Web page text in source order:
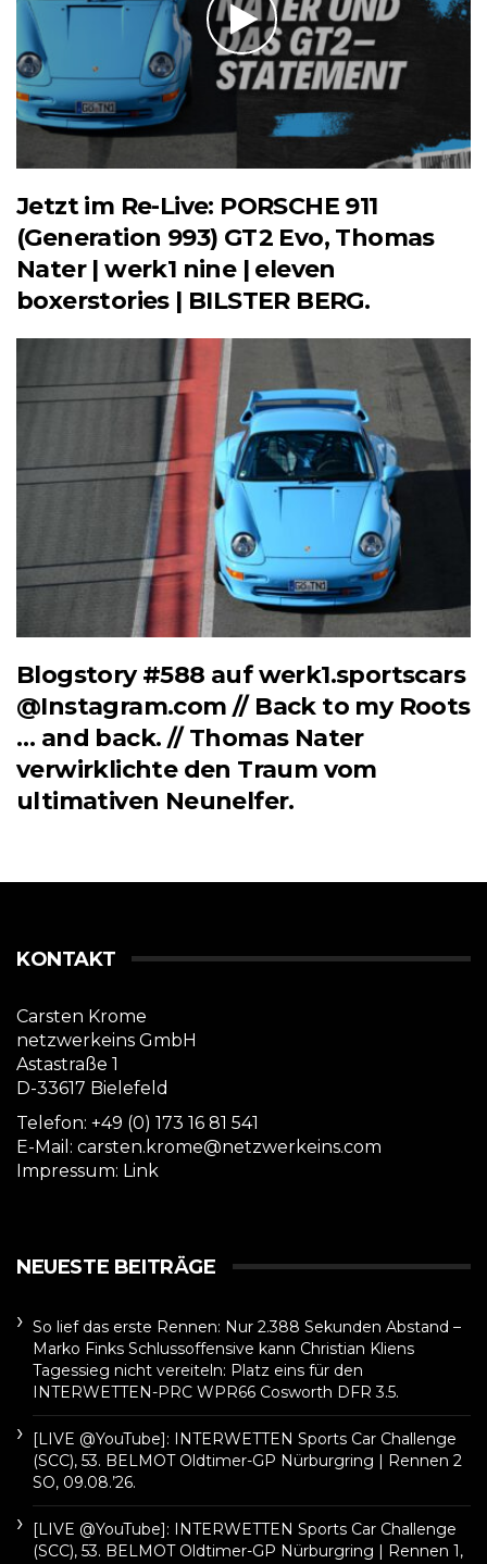
Jetzt im Re-Live: PORSCHE 911
(Generation 993) GT2 Evo, Thomas
Nater | werk1 nine | eleven
boxerstories | BILSTER BERG.
Blogstory #588 auf werk1.sportscars
@Instagram.com // Back to my Roots
… and back. // Thomas Nater
verwirklichte den Traum vom
ultimativen Neunelfer.
KONTAKT
Carsten Krome
netzwerkeins GmbH
Astastraße 1
D-33617 Bielefeld
Telefon: +49 (0) 173 16 81 541
E-Mail: carsten.krome@netzwerkeins.com
Impressum: Link
NEUESTE BEITRÄGE
So lief das erste Rennen: Nur 2.388 Sekunden Abstand –
Marko Finks Schlussoffensive kann Christian Kliens
Tagessieg nicht vereiteln: Platz eins für den
INTERWETTEN-PRC WPR66 Cosworth DFR 3.5.
[LIVE @YouTube]: INTERWETTEN Sports Car Challenge
(SCC), 53. BELMOT Oldtimer-GP Nürburgring | Rennen 2
SO, 09.08.’26.
[LIVE @YouTube]: INTERWETTEN Sports Car Challenge
(SCC), 53. BELMOT Oldtimer-GP Nürburgring | Rennen 1,